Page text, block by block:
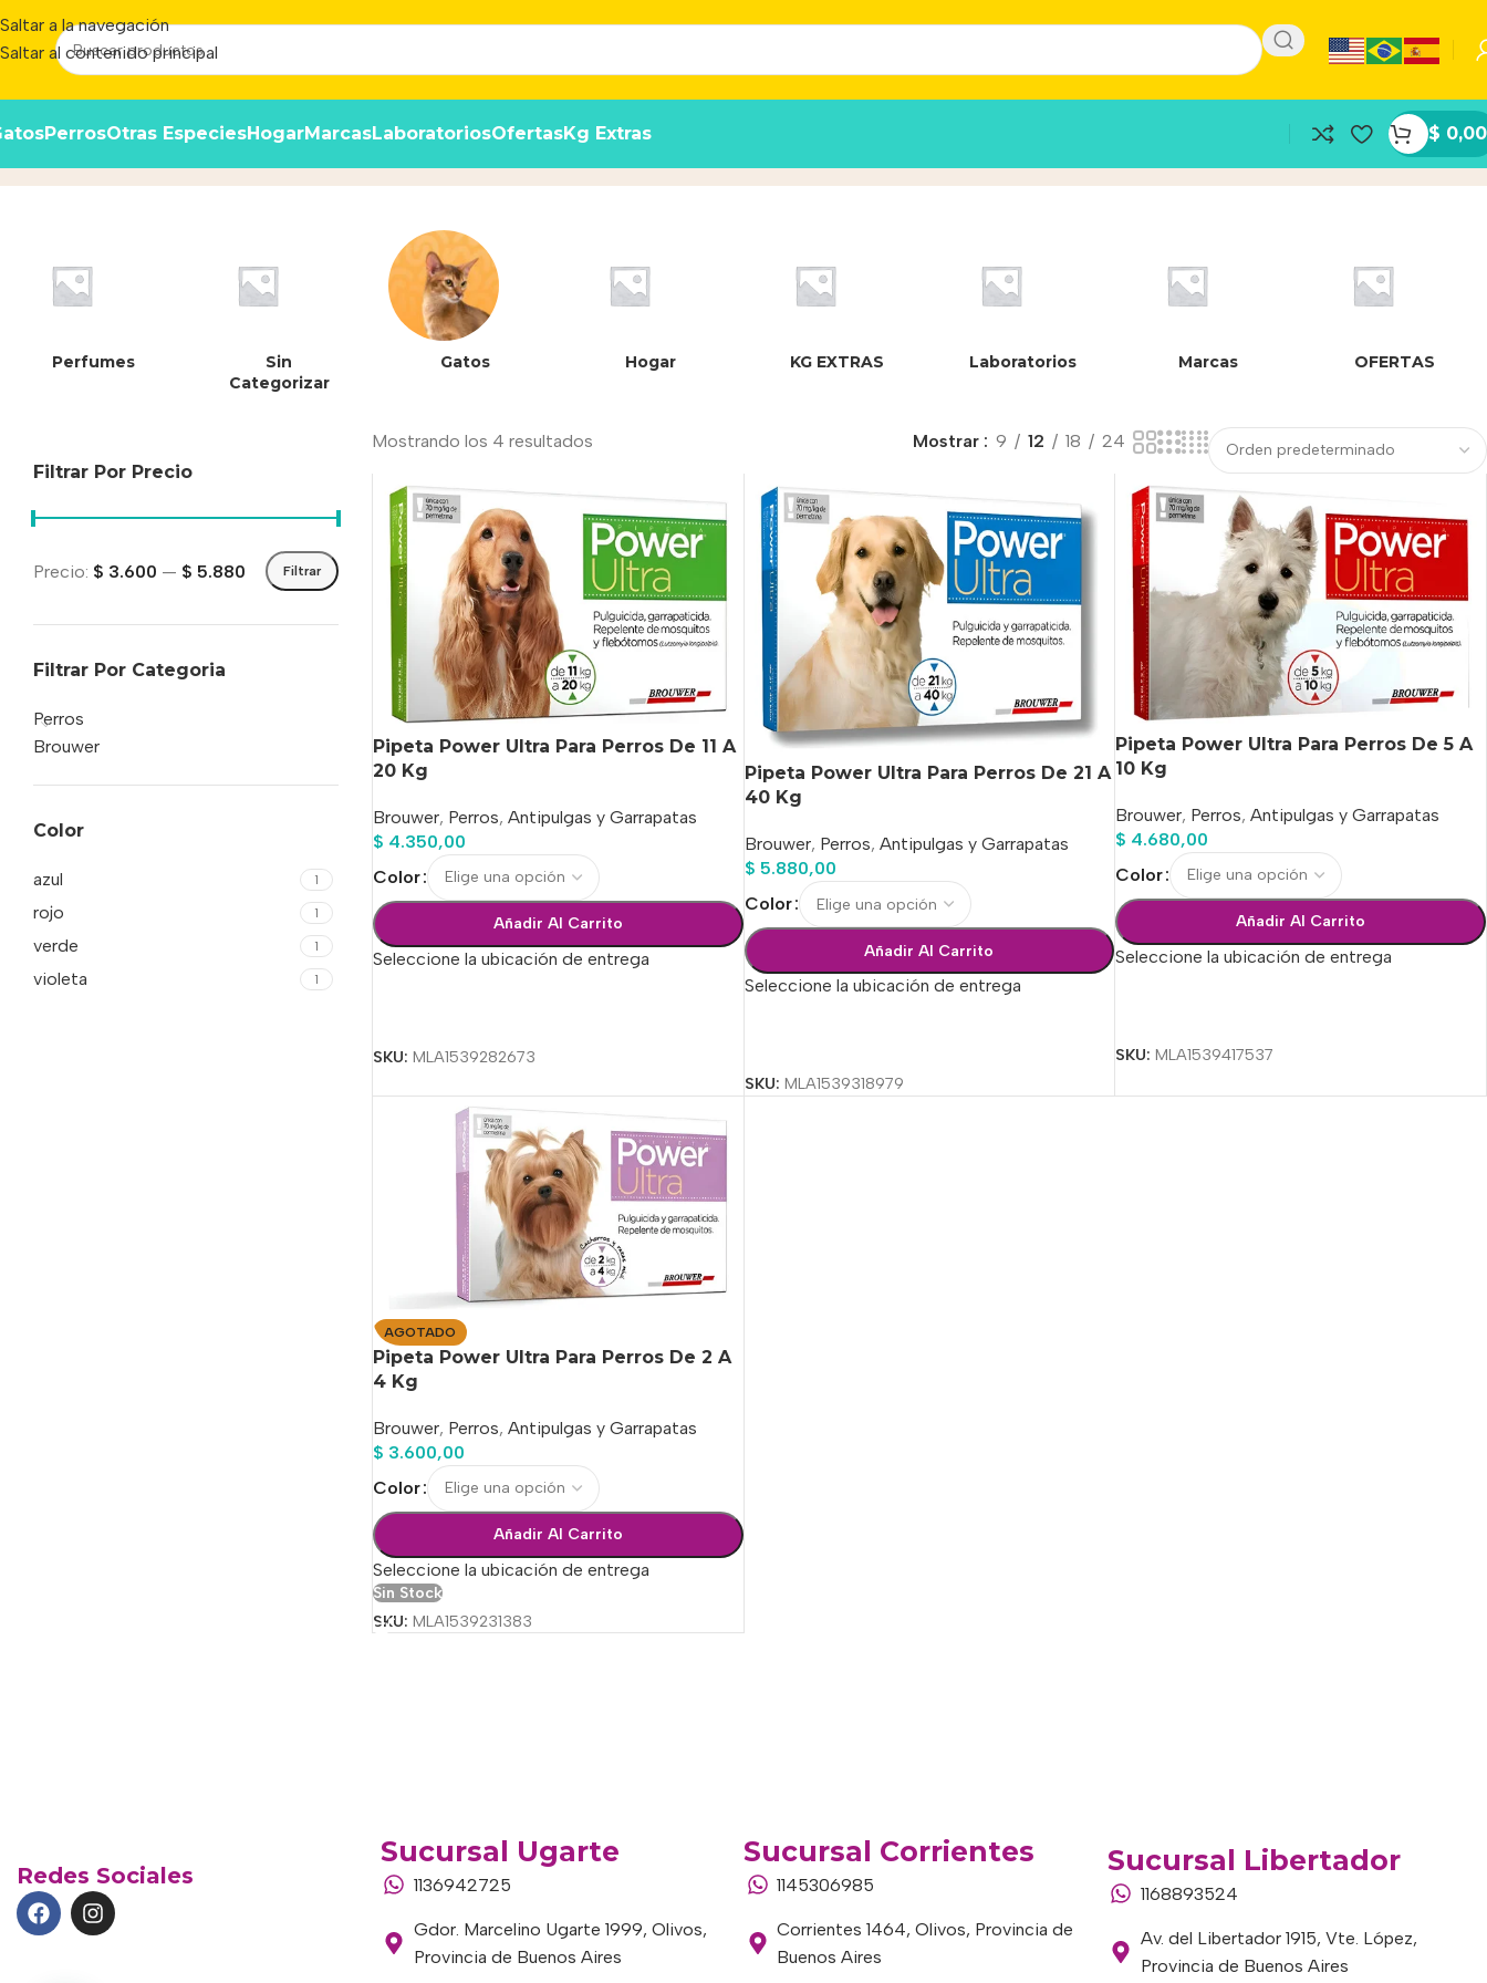
Saltar a la navegación
Saltar al contenido principal
PerrosOtras EspeciesHogarMarcasLaboratoriosOfertasKg Extras $ 0,00
Power Ultra
Perfumes
Sin
Categorizar
Gatos Hogar KG EXTRAS Laboratorios Marcas OFERTAS
Filtrar Por Precio
Filtrar
Precio: $ 3.600 — $ 5.880
Filtrar Por Categoria
Perros
Brouwer
Color
azul 1
rojo 1
verde 1
violeta 1
Mostrando los 4 resultados Mostrar 9 12 18 24
Pipeta Power Ultra Para Perros De 11 A
20 Kg
Brouwer, Perros, Antipulgas y Garrapatas
$ 4.350,00
Color
Añadir Al Carrito
Seleccione la ubicación de entrega
SKU: MLA1539282673
Pipeta Power Ultra Para Perros De 21 A
40 Kg
Brouwer, Perros, Antipulgas y Garrapatas
$ 5.880,00
Color
Añadir Al Carrito
Seleccione la ubicación de entrega
SKU: MLA1539318979
Pipeta Power Ultra Para Perros De 5 A
10 Kg
Brouwer, Perros, Antipulgas y Garrapatas
$ 4.680,00
Color
Añadir Al Carrito
Seleccione la ubicación de entrega
SKU:MLA1539417537
AGOTADO
Pipeta Power Ultra Para Perros De 2 A
4 Kg
Brouwer, Perros, Antipulgas y Garrapatas
$ 3.600,00
Color
Añadir Al Carrito
Seleccione la ubicación de entrega
Sin Stock
SKU: MLA1539231383
Redes Sociales
Sucursal Ugarte
1136942725
Gdor. Marcelino Ugarte 1999, Olivos,
Provincia de Buenos Aires
Sucursal Corrientes
1145306985
Corrientes 1464, Olivos, Provincia de
Buenos Aires
Sucursal Libertador
1168893524
Av. del Libertador 1915, Vte. López,
Provincia de Buenos Aires